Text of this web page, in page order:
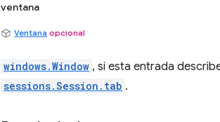
ventana
Ventana opcional
windows.Window , si esta entrada
sessions.Session.tab .